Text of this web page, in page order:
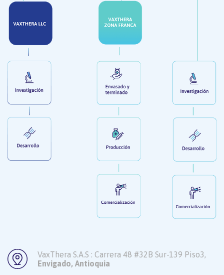
VaxThera S.A.S : Carrera 48 #32B Sur-139 Piso3,
Envigado, Antioquia